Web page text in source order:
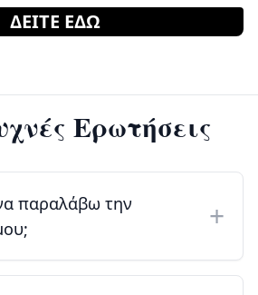
ΔΕΙΤΕ ΕΔΩ
Ερωτήσεις
παραλάβω την
+